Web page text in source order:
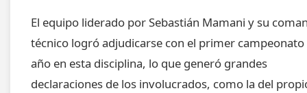
El equipo liderado por Sebastián Mamani y su
técnico logró adjudicarse con el primer campeonato
año en esta disciplina, lo que generó grandes
declaraciones de los involucrados, como la del